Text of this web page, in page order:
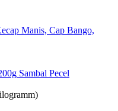
Manis, Cap Bango,
Sambal Pecel